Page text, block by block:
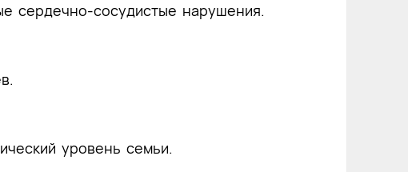
сердечно-сосудистые нарушения.
уровень семьи.